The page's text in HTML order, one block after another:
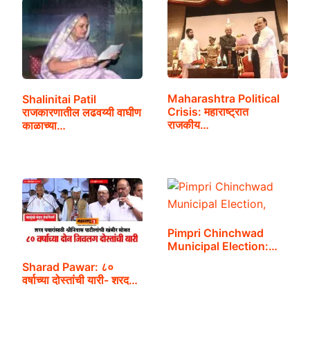
Shalinitai Patil
राजकारणातील लढवय्यी वाघीण
काळाच्या…
Maharashtra Political
Crisis: महाराष्ट्रात
राजकीय…
Sharad Pawar: ८०
वर्षाच्या दोस्तांची यारी- शरद…
Pimpri Chinchwad
Municipal Election:…